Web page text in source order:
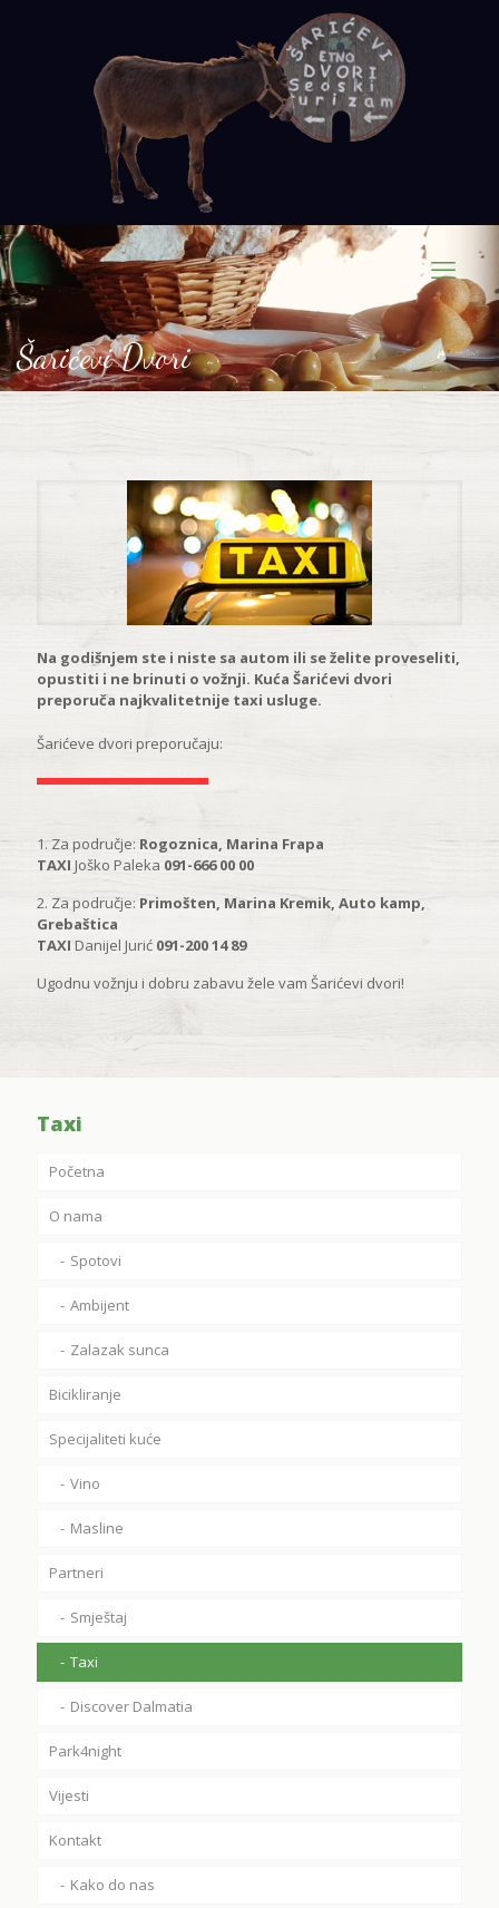
Šarićevi Dvori
Na godišnjem ste i niste sa autom ili se želite proveseliti,
opustiti i ne brinuti o vožnji. Kuća Šarićevi dvori
preporuča najkvalitetnije taxi usluge.
Šarićeve dvori preporučaju:
1. Za područje: Rogoznica, Marina Frapa
TAXI Joško Paleka 091-666 00 00
2. Za područje: Primošten, Marina Kremik, Auto kamp,
Grebaštica
TAXI Danijel Jurić 091-200 14 89
Ugodnu vožnju i dobru zabavu žele vam Šarićevi dvori!
Taxi
Početna
O nama
Spotovi
Ambijent
Zalazak sunca
Bicikliranje
Specijaliteti kuće
Vino
Masline
Partneri
Smještaj
Taxi
Discover Dalmatia
Park4night
Vijesti
Kontakt
Kako do nas